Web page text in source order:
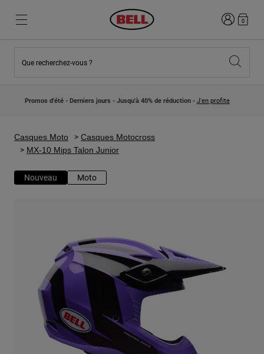
Nouveautés
Casques Motocross Enfant
Lifestyle
Explorez Moto
Motocross
Adventure
Rétro
Pièces détachées
Nouveautés
Lifestyle
Explorez Bike
Route et Gravel
Urbain
BMX
Pièces détachées
Connexion
0
Que recherchez-vous ?
Promos d'été - Derniers jours - Jusqu'à 40% de réduction - J'en profite
Casques Moto
Casques Motocross
MX-10 Mips Talon Junior
Nouveau Moto